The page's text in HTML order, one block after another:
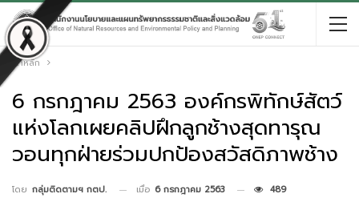
หน้าหลัก
6 กรกฎาคม 2563 องค์กรพิทักษ์สัตว์
แห่งโลกเผยคลิปฝึกลูกช้างสุดทารุณ
วอนทุกฝ่ายร่วมปกป้องสวัสดิภาพช้าง
โดย กลุ่มติดตามฯ กตป. เมื่อ 6 กรกฎาคม 2563 489